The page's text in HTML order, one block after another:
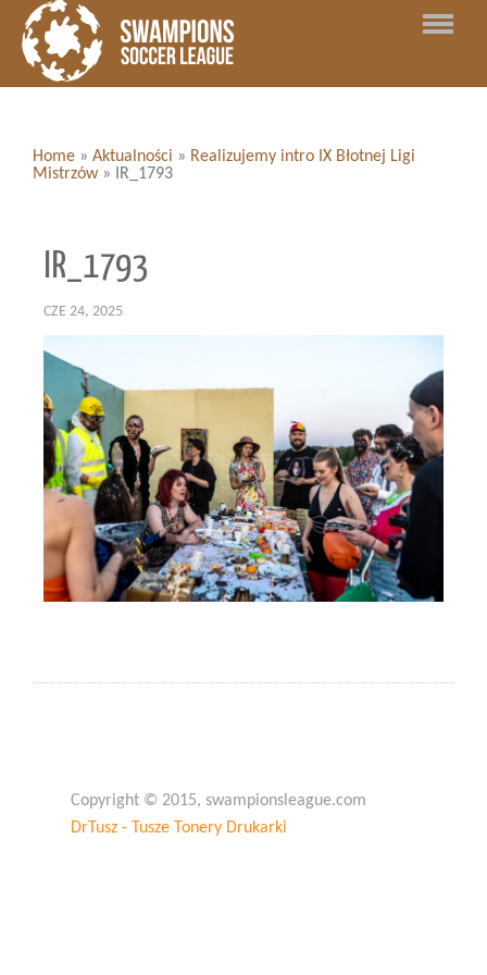
Home » Aktualności » Realizujemy intro IX Błotnej Ligi
Mistrzów » IR_1793
IR_1793
CZE 24, 2025
Copyright © 2015, swampionsleague.com
DrTusz - Tusze Tonery Drukarki